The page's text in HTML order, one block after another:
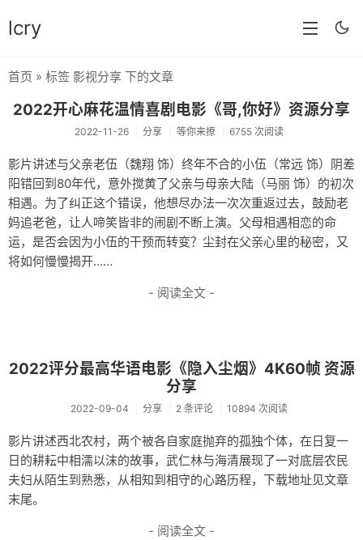
lcry
分类
分享
技术
教程
AI
友链
关于
首页 » 标签 影视分享 下的文章
2022开心麻花温情喜剧电影《哥,你好》资源分享
2022-11-26 分享 等你来撩 6755 次阅读
影片讲述与父亲老伍（魏翔 饰）终年不合的小伍（常远 饰）阴差
阳错回到80年代，意外搅黄了父亲与母亲大陆（马丽 饰）的初次
相遇。为了纠正这个错误，他想尽办法一次次重返过去，鼓励老
妈追老爸，让人啼笑皆非的闹剧不断上演。父母相遇相恋的命
运，是否会因为小伍的干预而转变？尘封在父亲心里的秘密，又
将如何慢慢揭开……
- 阅读全文 -
2022评分最高华语电影《隐入尘烟》4K60帧 资源
分享
2022-09-04 分享 2 条评论 10894 次阅读
影片讲述西北农村，两个被各自家庭抛弃的孤独个体，在日复一
日的耕耘中相濡以沫的故事，武仁林与海清展现了一对底层农民
夫妇从陌生到熟悉，从相知到相守的心路历程，下载地址见文章
末尾。
- 阅读全文 -